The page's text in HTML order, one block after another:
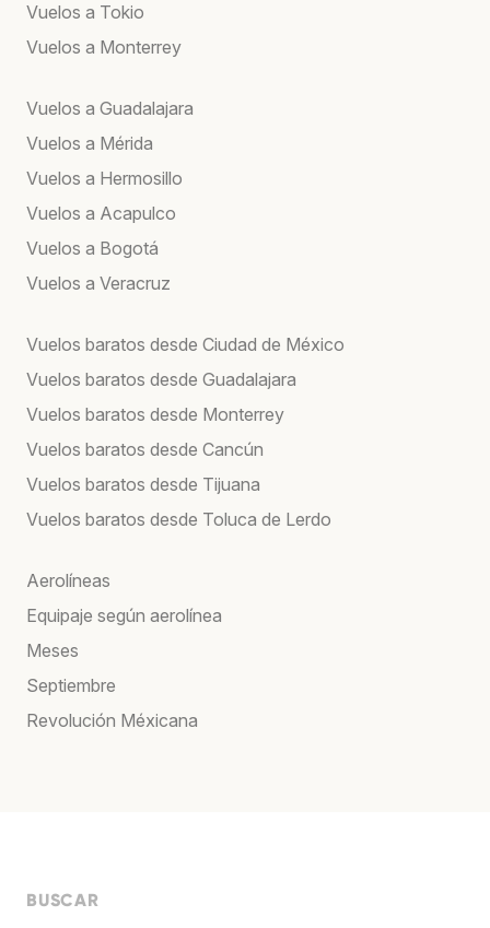
Vuelos a Tokio
Vuelos a Monterrey
Vuelos a Guadalajara
Vuelos a Mérida
Vuelos a Hermosillo
Vuelos a Acapulco
Vuelos a Bogotá
Vuelos a Veracruz
Vuelos baratos desde Ciudad de México
Vuelos baratos desde Guadalajara
Vuelos baratos desde Monterrey
Vuelos baratos desde Cancún
Vuelos baratos desde Tijuana
Vuelos baratos desde Toluca de Lerdo
Aerolíneas
Equipaje según aerolínea
Meses
Septiembre
Revolución Méxicana
BUSCAR